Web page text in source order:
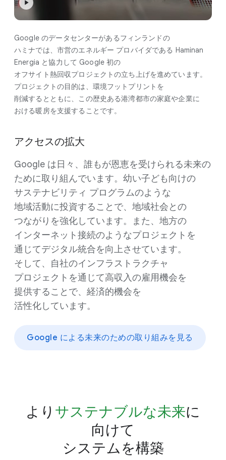
Google の​データセンターが​ある​フィンランドの​
ハミナでは、​市営の​エネルギー プロバイダである Haminan
Energia と​協力して Google 初の​
オフサイト熱回収プロジェクトの​立ち上げを​進めています。​
プロジェクトの​目的は、​環境フットプリントを​
削減するとともに、​この​歴史ある​港湾都市の​家庭や​企業に​
おける​暖房を​支援する​ことです。
アクセスの​拡大
Google は​日々、​誰もが​恩恵を​受けられる​未来の​
ために​取り​組んでいます。​幼い​子ども​向けの​
サステナビリティ プログラムのような​
地域活動に​投資する​ことで、​地域社会との​
つながりを​強化しています。​また、​地方の​
インターネット接続のような​プロジェクトを​
通じて​デジタル統合を​向上させています。​
そして、​自社の​インフラストラクチャ
プロジェクトを​通じて​高収入の​雇用機会を​
提供する​ことで、​経済的機会を​
活性化しています。
Google に​よる​未来の​ための​取り組みを​見る
より ​サステナブルな​未来に​
向けて
システムを​構築